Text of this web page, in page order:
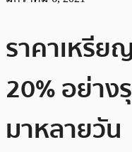
ราคาเหรีย
20% อย่าง
มาหลายวัน